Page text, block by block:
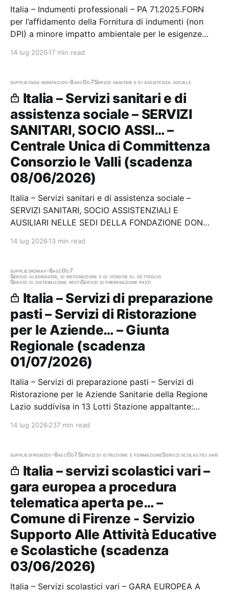
Italia – Indumenti professionali – PA 71.2025.FORN
per l’affidamento della Fornitura di indumenti (non
DPI) a minore impatto ambientale per le esigenze
Stazione appaltante: Ferservizi S.p.a. ­ Società con
14 lug 2026 17 min read
suppliessan bonifaciov-8aec0d7Servizi sanitari e di assistenza sociale
Italia – Servizi sanitari e di
assistenza sociale – SERVIZI
SANITARI, SOCIO ASSI… –
Centrale Unica di Committenza
Consorzio le Valli (scadenza
08/06/2026)
Italia – Servizi sanitari e di assistenza sociale –
SERVIZI SANITARI, SOCIO ASSISTENZIALI E
AUSILIARI NELLE SEDI DELLA FONDAZIONE DON
Stazione appaltante: Centrale Unica di Committenza
scaduta, in attesa di…
14 lug 2026 13 min read
suppliesromav-8aec0d7
Servizi alberghieri, di ristorazione e di vendita al dettaglio
Servizi di distribuzione pastiServizi di preparazione pasti
Italia – Servizi di preparazione
pasti – Servizi di Ristorazione
per le Aziende… – Giunta
Regionale (scadenza
01/07/2026)
Italia – Servizi di preparazione pasti – Servizi di
Ristorazione per le Aziende Sanitarie della Regione
Lazio suddivisa in 13 Lotti Stazione appaltante:
scaduta, in attesa di aggiudicazione
14 lug 2026 237 min read
suppliesfirenzev-8aec0d7Servizi di istruzione e formazioneServizi scolastici vari
Italia – servizi scolastici vari –
gara europea a procedura
telematica aperta pe… –
Comune di Firenze - Servizio
Supporto Alle Attività Educative
e Scolastiche (scadenza
03/06/2026)
Italia – Servizi scolastici vari – GARA EUROPEA A